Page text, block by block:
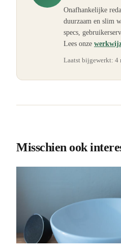
Onafhankelijke
duurzaam en slim
specs,
Lees onze
Laatst bijgewerkt: 4
Misschien ook